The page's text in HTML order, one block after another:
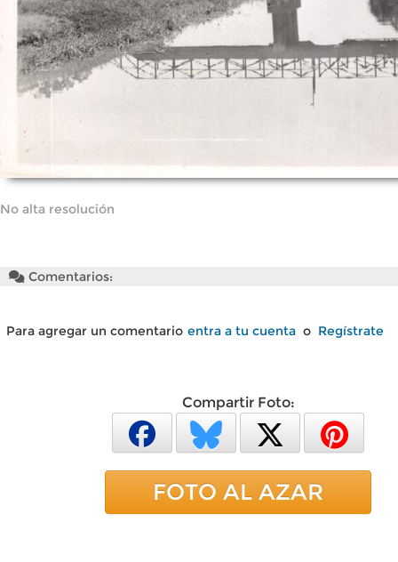
No alta resolución
Comentarios:
Para agregar un comentario entra a tu cuenta o Regístrate
Compartir Foto:
FOTO AL AZAR